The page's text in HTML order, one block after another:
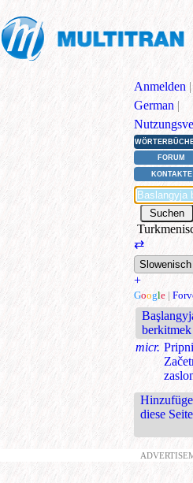
Anmelden |
German |
FORUM
KONTAKTE
⇄
+
Google |
berkitmek
micr.
diese Seite